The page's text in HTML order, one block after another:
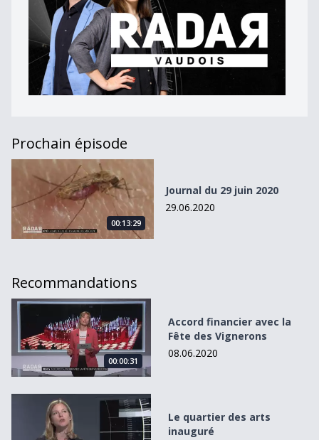
Prochain épisode
Journal du 29 juin 2020
00:13:29
Journal du 29 juin 2020
29.06.2020
Recommandations
Accord financier avec la Fête des Vignerons
00:00:31
Accord financier avec la
Fête des Vignerons
08.06.2020
Le quartier des arts inauguré
Le quartier des arts
inauguré